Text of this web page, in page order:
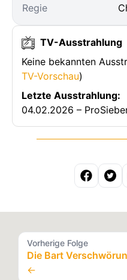
Regie
TV-Ausstrahlung
Keine bekannten
TV-Vorschau)
Letzte Ausstrahlung:
04.02.2026 –
Vorherige Folge
Die Bart
←